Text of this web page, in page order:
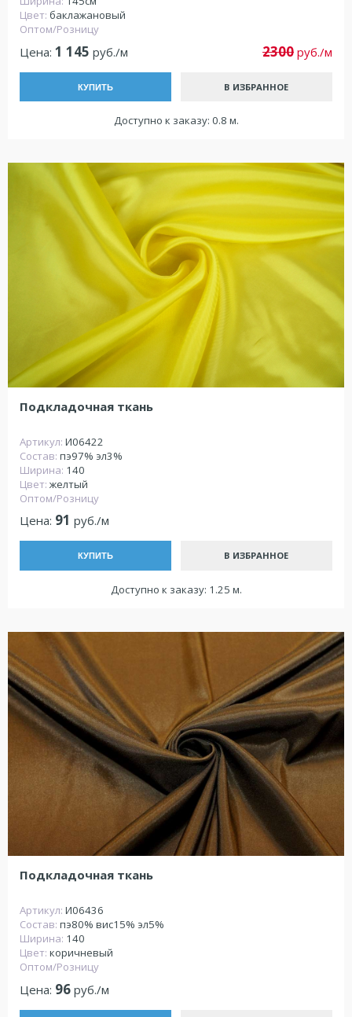
Цвет: баклажановый
Оптом/Розницу
Цена: 1 145 руб./м 2300 руб./м
КУПИТЬ В ИЗБРАННОЕ
Доступно к заказу: 0.8 м.
Подкладочная ткань
Артикул: И06422
Состав: пэ97% эл3%
Ширина: 140
Цвет: желтый
Оптом/Розницу
Цена: 91 руб./м
КУПИТЬ В ИЗБРАННОЕ
Доступно к заказу: 1.25 м.
Подкладочная ткань
Артикул: И06436
Состав: пэ80% вис15% эл5%
Ширина: 140
Цвет: коричневый
Оптом/Розницу
Цена: 96 руб./м